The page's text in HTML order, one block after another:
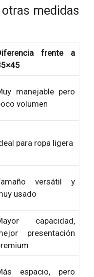
medidas
frente a
manejable pero
volumen
para ropa ligera
versátil y
usado
capacidad,
presentación
espacio, pero